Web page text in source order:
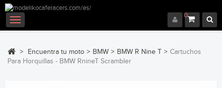
0
Navegación
Toggle
> Encuentra tu moto > BMW > BMW R Nine T > Cartuchos
Para Horquillas - BMW RnineT Scrambler